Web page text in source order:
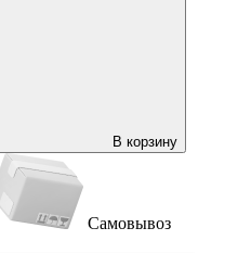
В корзину
Самовывоз